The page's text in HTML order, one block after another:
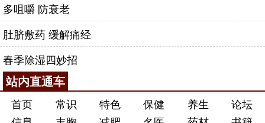
多咀嚼 防衰老
肚脐敷药 缓解痛经
春季除湿四妙招
站内直通车
首页 常识 特色 保健 养生
论坛